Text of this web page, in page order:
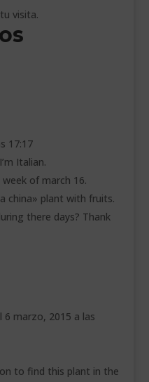
visita.
17:17
Italian.
week of march 16.
china» plant with fruits.
there days? Thank
6 marzo, 2015 a las
to find this plant in the